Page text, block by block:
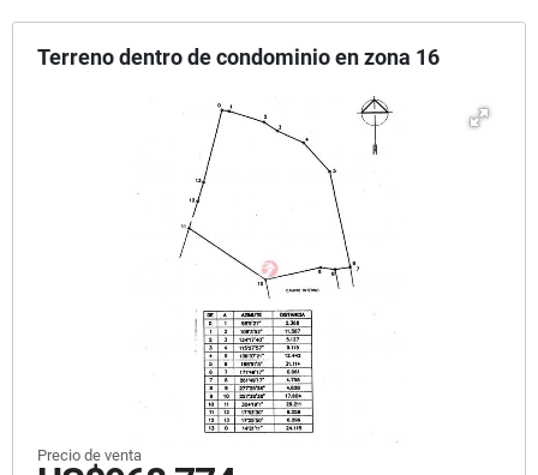
Terreno dentro de condominio en zona 16
Precio de venta